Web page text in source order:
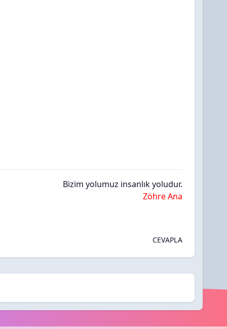
Bizim yolumuz insanlık yoludur.
Zöhre Ana
CEVAPLA